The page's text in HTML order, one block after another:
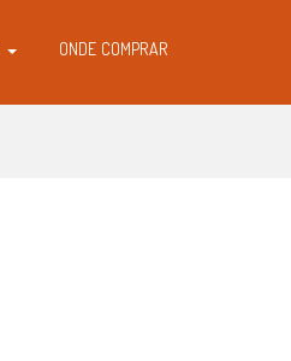
ONDE COMPRAR